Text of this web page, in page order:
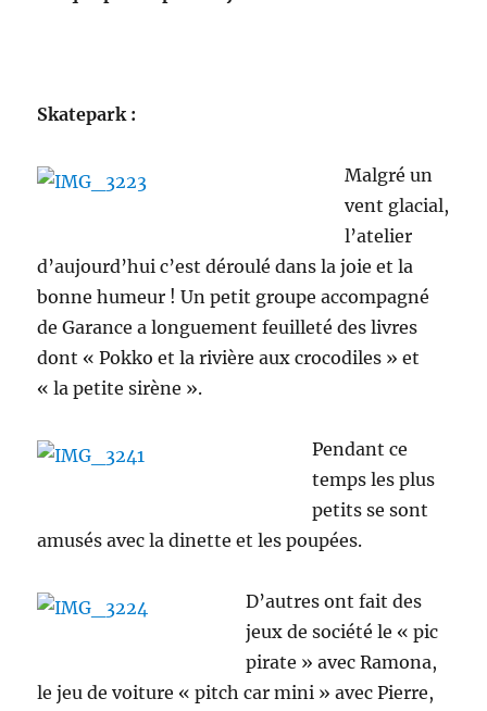
Skatepark :
Malgré un
vent glacial,
l’atelier
d’aujourd’hui c’est déroulé dans la joie et la
bonne humeur ! Un petit groupe accompagné
de Garance a longuement feuilleté des livres
dont « Pokko et la rivière aux crocodiles » et
« la petite sirène ».
Pendant ce
temps les plus
petits se sont
amusés avec la dinette et les poupées.
D’autres ont fait des
jeux de société le « pic
pirate » avec Ramona,
le jeu de voiture « pitch car mini » avec Pierre,